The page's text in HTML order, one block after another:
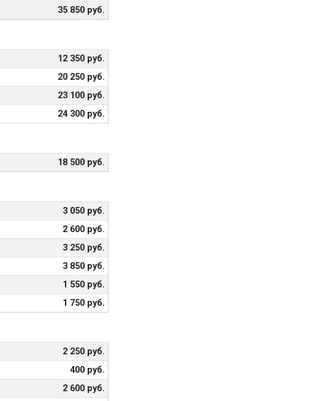
35 850 руб.
12 350 руб.
20 250 руб.
23 100 руб.
24 300 руб.
18 500 руб.
3 050 руб.
2 600 руб.
3 250 руб.
3 850 руб.
1 550 руб.
1 750 руб.
2 250 руб.
400 руб.
2 600 руб.